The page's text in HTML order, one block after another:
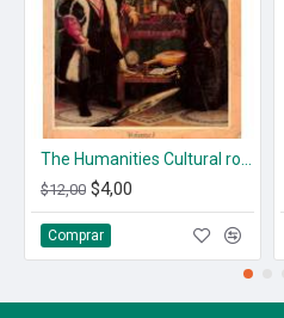
$12,00 $4,00
Comprar